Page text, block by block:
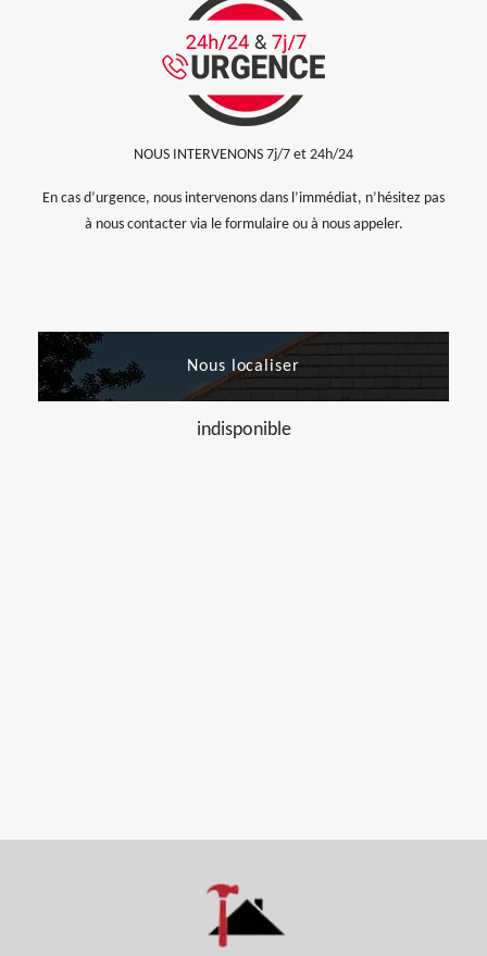
NOUS INTERVENONS 7j/7 et 24h/24
En cas d’urgence, nous intervenons dans l’immédiat, n’hésitez pas
à nous contacter via le formulaire ou à nous appeler.
Nous localiser
indisponible